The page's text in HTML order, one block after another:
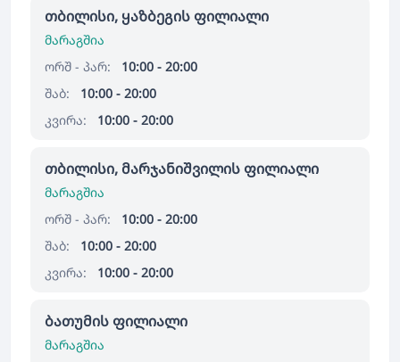
თბილისი, ყაზბეგის ფილიალი
მარაგშია
ორშ - პარ:
10:00 - 20:00
შაბ:
10:00 - 20:00
კვირა:
10:00 - 20:00
თბილისი, მარჯანიშვილის ფილიალი
მარაგშია
ორშ - პარ:
10:00 - 20:00
შაბ:
10:00 - 20:00
კვირა:
10:00 - 20:00
ბათუმის ფილიალი
მარაგშია